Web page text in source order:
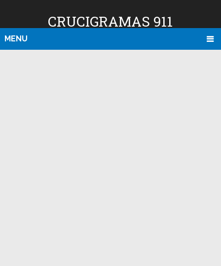
CRUCIGRAMAS 911
MENU